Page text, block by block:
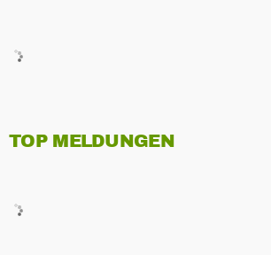
TOP MELDUNGEN